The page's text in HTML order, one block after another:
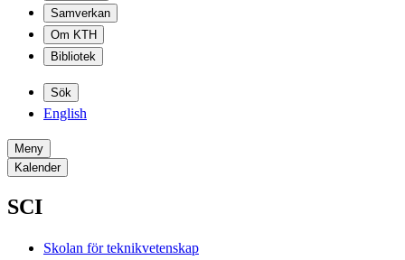
Samverkan
Om KTH
Bibliotek
Sök
English
Meny
Kalender
SCI
Skolan för teknikvetenskap